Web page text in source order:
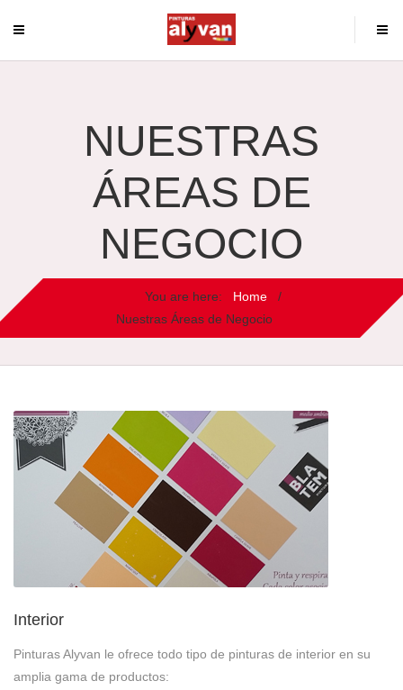
NUESTRAS
ÁREAS DE
NEGOCIO
You are here: Home
/
Nuestras Áreas de Negocio
Interior
Pinturas Alyvan le ofrece todo tipo de pinturas de interior en su
amplia gama de productos: